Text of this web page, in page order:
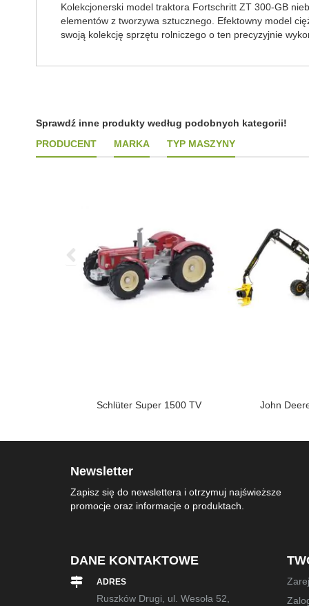
Kolekcjonerski model traktora Fortschritt ZT 300-GB
elementów z tworzywa sztucznego. Efektowny model
swoją kolekcję sprzętu rolniczego o ten precyzyjnie
Sprawdź inne produkty według podobnych kategorii!
PRODUCENT
MARKA TYP MASZYNY
Schlüter Super 1500 TV John
Newsletter
Zapisz się do newslettera i otrzymuj najświeższe
promocje oraz informacje o produktach.
DANE KONTAKTOWE
ADRES
Ruszków Drugi, ul. Wesoła 52,